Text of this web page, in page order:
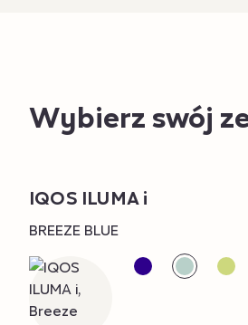
Wybierz swój
iqos-
iluma-
levia.html
No.
zestaw-
iluma-
i-
levia
Promotions
Variations
IQOS ILUMA i
BREEZE BLUE